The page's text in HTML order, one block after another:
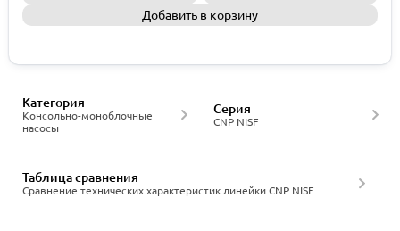
Добавить в корзину
Консольно-моноблочные
насосы
Категория
CNP NISF
Серия
Сравнение технических характеристик линейки CNP NISF
Таблица сравнения